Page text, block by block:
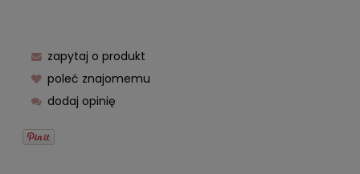
zapytaj o produkt
poleć znajomemu
dodaj opinię